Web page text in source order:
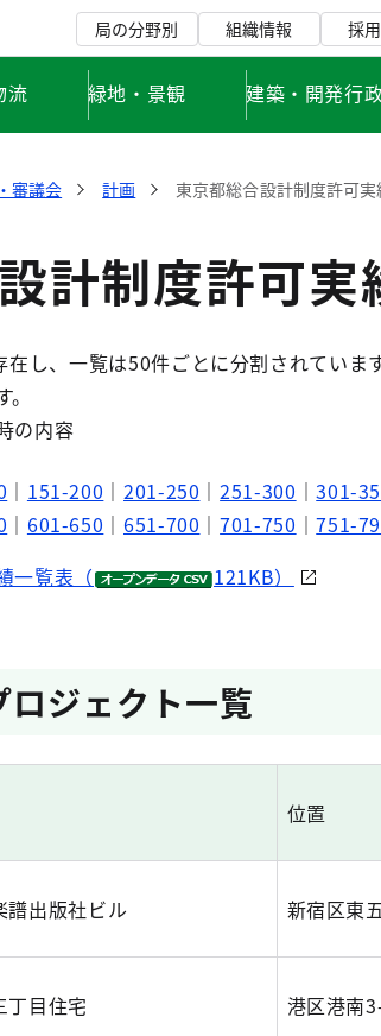
局の分野別 組織情報 採
流 緑地・景観 建築・開発行
審議会 計画 東京都総合設計制度許可
計制度許可実
し、一覧は50件ごとに分割されています
の内容
｜ 151-200 ｜ 201-250 ｜251-300 ｜301-
｜ 601-650 ｜ 651-700 ｜701-750 ｜751-
一覧表（ 121KB）
ジェクト一覧
位置
譜出版社ビル 新宿区東
丁目住宅 港区港南